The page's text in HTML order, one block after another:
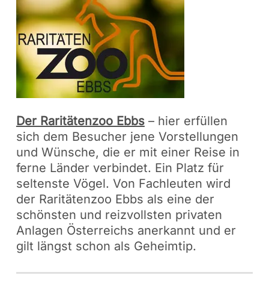
Der Raritätenzoo Ebbs– hier erfüllen
sich dem Besucher jene Vorstellungen
und Wünsche, die er mit einer Reise in
ferne Länder verbindet. Ein Platz für
seltenste Vögel. Von Fachleuten wird
der Raritätenzoo Ebbs als eine der
schönsten und reizvollsten privaten
Anlagen Österreichs anerkannt und er
gilt längst schon als Geheimtip.